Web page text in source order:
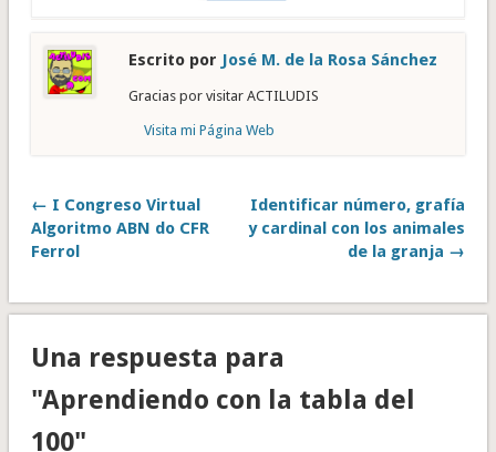
Escrito por José M. de la Rosa Sánchez
Gracias por visitar ACTILUDIS
Visita mi Página Web
← I Congreso Virtual
Algoritmo ABN do CFR
Ferrol
Identificar número, grafía
y cardinal con los animales
de la granja →
Una respuesta para
"Aprendiendo con la tabla del
100"